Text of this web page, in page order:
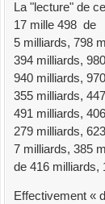
La "lecture" de
17 mille 498 de
5 milliards, 798
394 milliards,
940 milliards,
355 milliards,
491 milliards,
279 milliards,
7 milliards, 385
de 416 milliards,
Effectivement «